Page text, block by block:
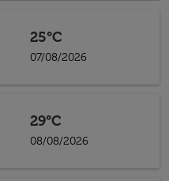
25°C
07/08/2026
29°C
08/08/2026